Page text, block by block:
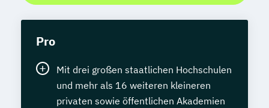
Pro
Mit drei großen staatlichen Hochschulen
und mehr als 16 weiteren kleineren
privaten sowie öffentlichen Akademien